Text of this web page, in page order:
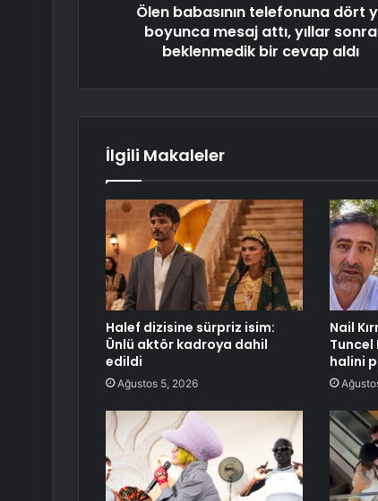
Ölen babasının telefonuna dört
boyunca mesaj attı, yıllar sonra
beklenmedik bir cevap aldı
İlgili Makaleler
Halef dizisine sürpriz isim:
Ünlü aktör kadroya dahil
edildi
Ağustos 5, 2026
Nail
Tuncel
halini